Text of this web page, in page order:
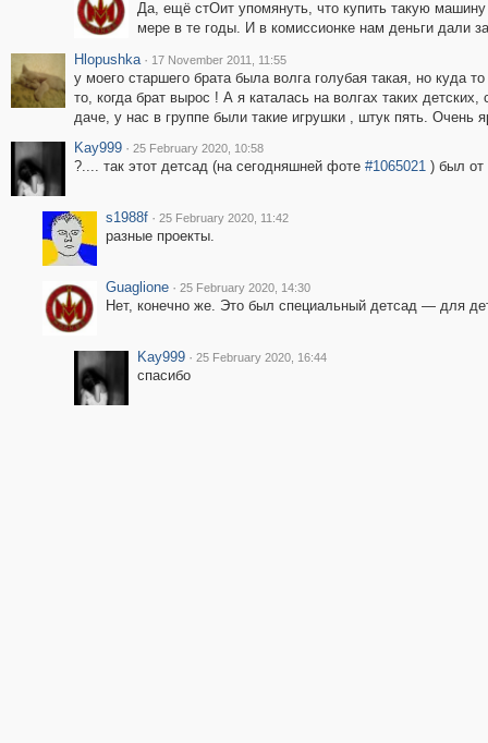
Да, ещё стОит упомянуть, что купить такую
мере в те годы. И в комиссионке нам деньги дали
Hlopushka · 17 November 2011, 11:55
у моего старшего брата была волга голубая такая, но куда
то, когда брат вырос ! А я каталась на волгах таких
даче, у нас в группе были такие игрушки , штук пять. Очень
Kay999 · 25 February 2020, 10:58
?.... так этот детсад (на сегодняшней фоте #1065021) был от
s1988f · 25 February 2020, 11:42
разные проекты.
Guaglione · 25 February 2020, 14:30
Нет, конечно же. Это был специальный детсад — для
Kay999 · 25 February 2020, 16:44
спасибо